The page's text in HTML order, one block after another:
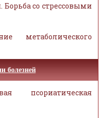
со стрессовыми
метаболического
болезней
псориатическая